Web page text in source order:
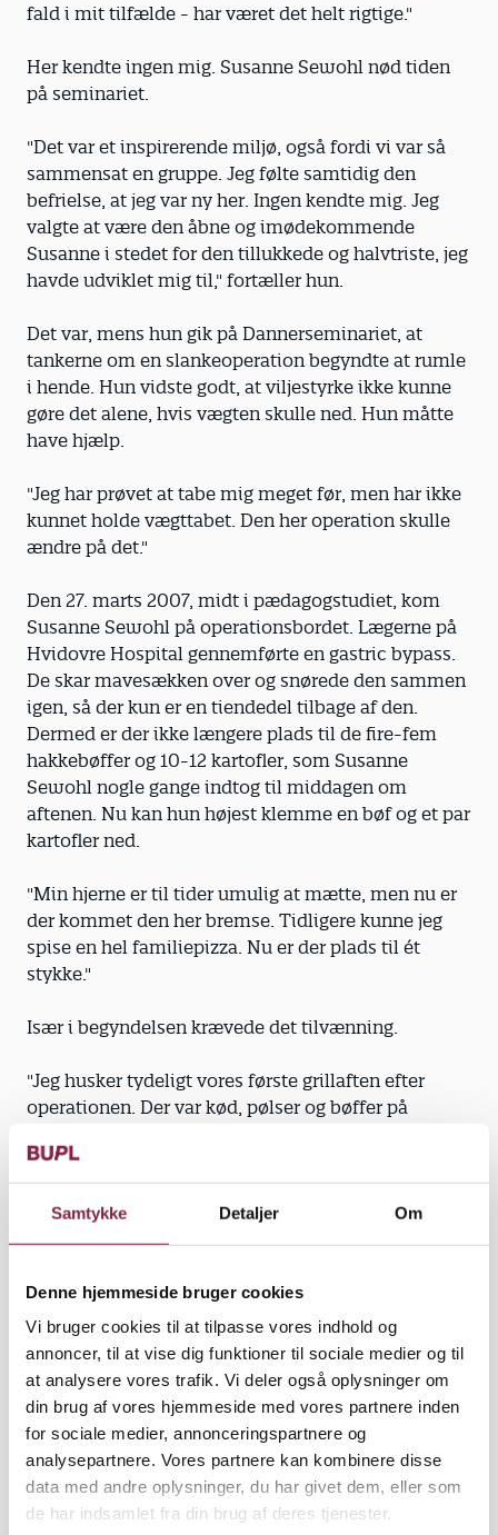
Samtykke Detaljer Om
Denne hjemmeside bruger cookies
Vi bruger cookies til at tilpasse vores indhold og
annoncer, til at vise dig funktioner til sociale medier og til
at analysere vores trafik. Vi deler også oplysninger om
din brug af vores hjemmeside med vores partnere inden
for sociale medier, annonceringspartnere og
analysepartnere. Vores partnere kan kombinere disse
data med andre oplysninger, du har givet dem, eller som
de har indsamlet fra din brug af deres tjenester.
fald i mit tilfælde - har været det helt rigtige."
Her kendte ingen mig. Susanne Sewohl nød tiden
på seminariet.
"Det var et inspirerende miljø, også fordi vi var så
sammensat en gruppe. Jeg følte samtidig den
befrielse, at jeg var ny her. Ingen kendte mig. Jeg
valgte at være den åbne og imødekommende
Susanne i stedet for den tillukkede og halvtriste, jeg
havde udviklet mig til," fortæller hun.
Det var, mens hun gik på Dannerseminariet, at
tankerne om en slankeoperation begyndte at rumle
i hende. Hun vidste godt, at viljestyrke ikke kunne
gøre det alene, hvis vægten skulle ned. Hun måtte
have hjælp.
"Jeg har prøvet at tabe mig meget før, men har ikke
kunnet holde vægttabet. Den her operation skulle
ændre på det."
Den 27. marts 2007, midt i pædagogstudiet, kom
Susanne Sewohl på operationsbordet. Lægerne på
Hvidovre Hospital gennemførte en gastric bypass.
De skar mavesækken over og snørede den sammen
igen, så der kun er en tiendedel tilbage af den.
Dermed er der ikke længere plads til de fire-fem
hakkebøffer og 10-12 kartofler, som Susanne
Sewohl nogle gange indtog til middagen om
aftenen. Nu kan hun højest klemme en bøf og et par
kartofler ned.
"Min hjerne er til tider umulig at mætte, men nu er
der kommet den her bremse. Tidligere kunne jeg
spise en hel familiepizza. Nu er der plads til ét
stykke."
Især i begyndelsen krævede det tilvænning.
"Jeg husker tydeligt vores første grillaften efter
operationen. Der var kød, pølser og bøffer på
jeg have taget noget af det hele, men nu blev det til
én pølse. Det skal man selvfølgelig vænne sig til."
Ned på 68 kilo. Efter en sygemelding på et par uger
var Susanne Sewohl tilbage i klasseværelset på
Dannerseminariet. Resultatet af operationen kunne
hurtigt ses. Hver dag gled nålen på badevægten en
tak mod venstre, og i dag, to år senere, vejer hun 68
kilo.
Der skete også noget andet med hende. Energien
vendte tilbage.